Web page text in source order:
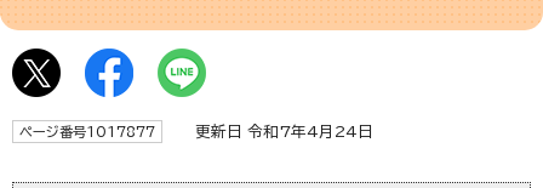
ページ番号1017877 更新日 令和7年4月24日